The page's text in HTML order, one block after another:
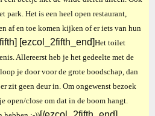
park. Het is een heel open restaurant,
af en toe komen kijken of er iets van hun
[ezcol_2fifth_end]Het toilet
Allereerst heb je het gedeelte met de
je door voor de grote boodschap, dan
zit geen deur in. Om ongewenst bezoek
open/close om dat in de boom hangt.